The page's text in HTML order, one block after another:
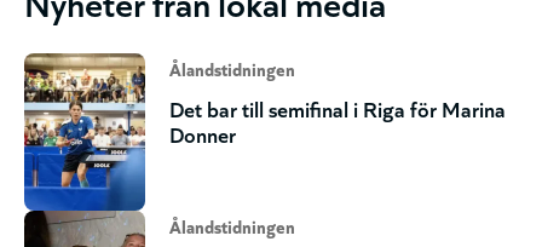
Ålandstidningen
Det bar till semifinal i Riga för Marina
Donner
Ålandstidningen